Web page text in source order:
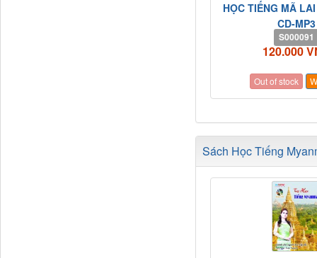
HỌC TIẾNG MÃ
CD-MP3
S000091
120.000
Out of stock
Sách Học Tiếng